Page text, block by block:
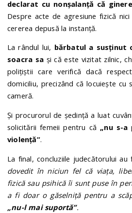
declarat cu nonșalanță că
Despre acte de agresiune fizică
cererea depusă la instanță.
La rândul lui, bărbatul a susținut
soacra sa și că este vizitat zilnic,
polițiștii care verifică dacă
domiciliu, precizând că locuiește
cameră.
Și procurorul de ședință a luat
solicitării femeii pentru că „nu s-
violenţă”.
La final, concluziile judecătorului au
dovedit în niciun fel că viața,
fizică sau psihică îi sunt puse în
a fi doar o găselniță pentru a
„nu-l mai suportă”.